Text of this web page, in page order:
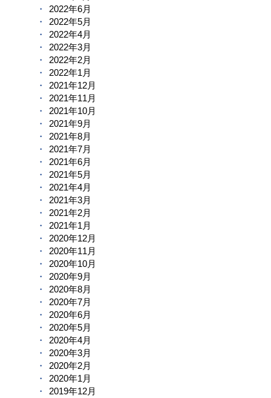
2022年6月
2022年5月
2022年4月
2022年3月
2022年2月
2022年1月
2021年12月
2021年11月
2021年10月
2021年9月
2021年8月
2021年7月
2021年6月
2021年5月
2021年4月
2021年3月
2021年2月
2021年1月
2020年12月
2020年11月
2020年10月
2020年9月
2020年8月
2020年7月
2020年6月
2020年5月
2020年4月
2020年3月
2020年2月
2020年1月
2019年12月